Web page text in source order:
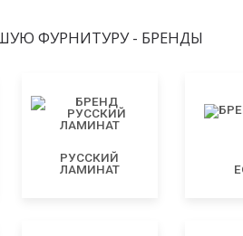
ФУРНИТУРУ - БРЕНДЫ
РУССКИЙ
ЛАМИНАТ